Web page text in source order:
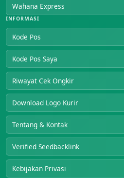
Wahana Express
INFORMASI
Kode Pos
Kode Pos Saya
Riwayat Cek Ongkir
Download Logo Kurir
Tentang & Kontak
Verified Seedbacklink
Kebijakan Privasi